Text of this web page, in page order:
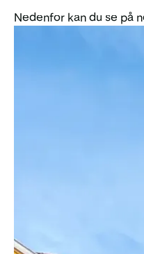
Nedenfor kan du se på